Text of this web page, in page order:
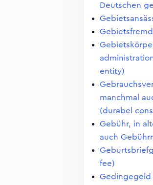
Deutschen
entity)
manchmal
(durabel
Gebühr, in
auch
fee)
Gedingegeld